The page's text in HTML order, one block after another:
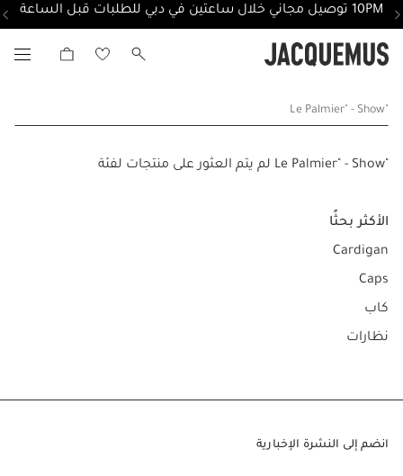
10PM توصيل مجاني خلال ساعتين في دبي للطلبات قبل الساعة
الأكثر بحثًا
Cardigan
Caps
كاب
نظارات
انضم إلى النشرة الإخبارية